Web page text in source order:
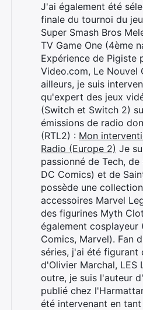
J'ai également été
finale du tournoi du
Super Smash Bros
TV Game One (4ème
Expérience de Pigiste
Video.com, Le Nouvel
ailleurs, je suis
qu'expert des jeux
(Switch et Switch 2)
émissions de radio
(RTL2) : Mon
Radio (Europe 2) Je
passionné de Tech,
DC Comics) et de
possède une
accessoires Marvel
des figurines Myth
également cosplayeur
Comics, Marvel). Fan
séries, j'ai été figurant
d'Olivier Marchal, LES
outre, je suis l'auteur
publié chez
été intervenant en